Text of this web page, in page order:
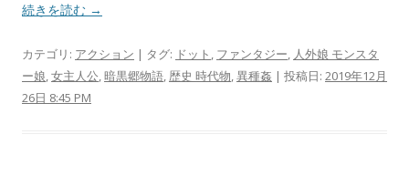
続きを読む →
カテゴリ: アクション | タグ: ドット , ファンタジー, 人外娘 モンスタ
ー娘,女主人公,暗黒郷物語, 歴史 時代物,異種姦 | 投稿日: 2019年12月
26日 8:45 PM